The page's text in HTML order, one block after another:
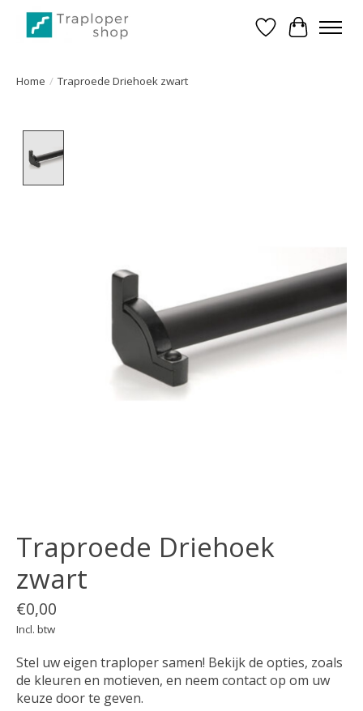
Verlanglijst
Home / Traproede Driehoek zwart
Traproede Driehoek
zwart
€0,00
Incl. btw
Stel uw eigen traploper samen! Bekijk de opties, zoals
de kleuren en motieven, en neem contact op om uw
keuze door te geven.